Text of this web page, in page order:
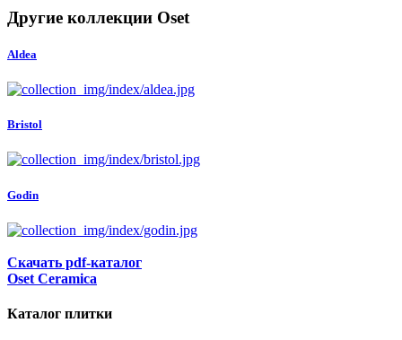
Другие коллекции Oset
Aldea
Bristol
Godin
Скачать pdf-каталог
Oset Ceramica
Каталог плитки